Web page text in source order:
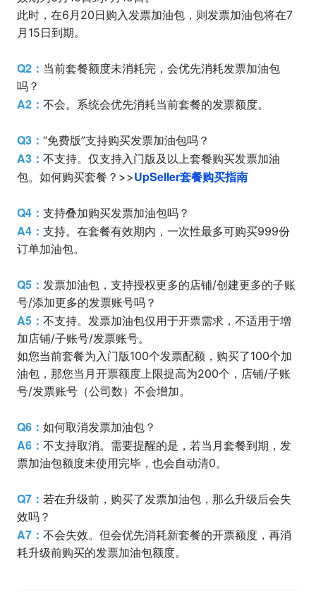
此时，在6月20日购入发票加油包，则发票加油包将在7
月15日到期。
Q2： 当前套餐额度未消耗完，会优先消耗发票加油包
吗？
A2： 不会。系统会优先消耗当前套餐的发票额度。
Q3： “免费版”支持购买发票加油包吗？
A3： 不支持。仅支持入门版及以上套餐购买发票加油
包。如何购买套餐？>>UpSeller套餐购买指南
Q4： 支持叠加购买发票加油包吗？
A4： 支持。在套餐有效期内，一次性最多可购买999份
订单加油包。
Q5： 发票加油包，支持授权更多的店铺/创建更多的子账
号/添加更多的发票账号吗？
A5： 不支持。发票加油包仅用于开票需求，不适用于增
加店铺/子账号/发票账号。
如您当前套餐为入门版100个发票配额，购买了100个加
油包，那您当月开票额度上限提高为200个，店铺/子账
号/发票账号（公司数）不会增加。
Q6： 如何取消发票加油包？
A6： 不支持取消。需要提醒的是，若当月套餐到期，发
票加油包额度未使用完毕，也会自动清0。
Q7： 若在升级前，购买了发票加油包，那么升级后会失
效吗？
A7： 不会失效。但会优先消耗新套餐的开票额度，再消
耗升级前购买的发票加油包额度。